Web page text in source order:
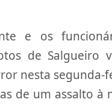
e os
de Salgueiro
nesta segunda-
de um assalto à